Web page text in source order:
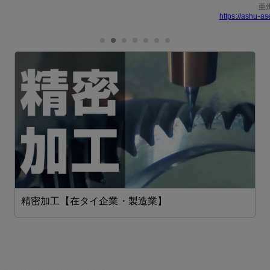
亜
https://ashu-
精密加工【在タイ企業・製造業】